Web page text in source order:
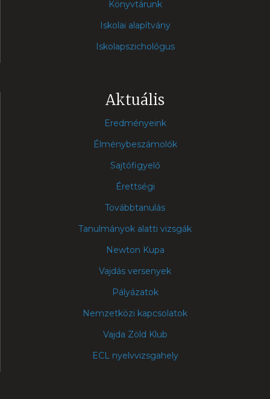
Könyvtárunk
Iskolai alapítvány
Iskolapszichológus
Aktuális
Eredményeink
Élménybeszámolók
Sajtófigyelő
Érettségi
Továbbtanulás
Tanulmányok alatti vizsgák
Newton Kupa
Vajdás versenyek
Pályázatok
Nemzetközi kapcsolatok
Vajda Zöld Klub
ECL nyelvvizsgahely